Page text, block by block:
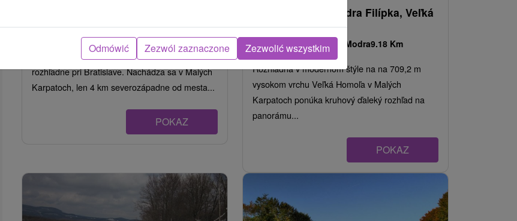
Bratislavský kraj -Modra9.05 Km
Patrí medzi najnavštevovanejšie a najznámejšie
rozhľadne pri Bratislave. Nachádza sa v Malých
Karpatoch, len 4 km severozápadne od mesta...
POKAZ
Rozhľadňa Alexandra Filípka, Veľká
Homoľa (Modra)
Bratislavský kraj - Modra9.18 Km
Rozhľadňa v modernom štýle na na 709,2 m
vysokom vrchu Veľká Homoľa v Malých
Karpatoch ponúka kruhový ďaleký rozhľad na
panorámu...
POKAZ
Odmówić Zezwól zaznaczone Zezwolić wszystkim